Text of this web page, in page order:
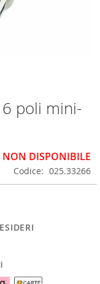
poli mini-
NON DISPONIBILE
Codice 025.33266